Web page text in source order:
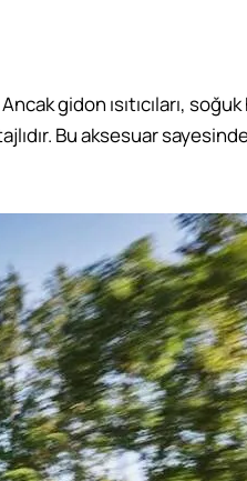
gidon ısıtıcıları,
Bu aksesuar